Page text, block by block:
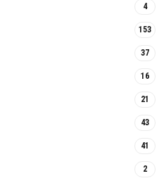
4
153
37
16
21
43
41
2